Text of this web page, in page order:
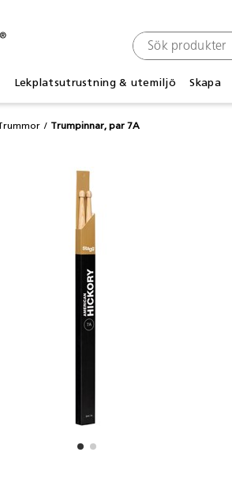
Lekplatsutrustning & utemiljö Skapa
Trumpinnar, par 7A